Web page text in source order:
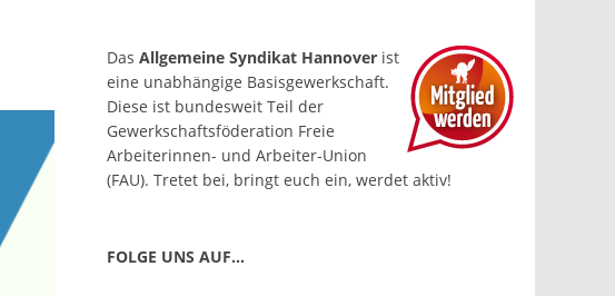
Das Allgemeine Syndikat Hannover ist
eine un­abhängige Basis­gewerkschaft.
Diese ist bundesweit Teil der
Gewerkschafts­föderation Freie
Arbeiterinnen- und Arbeiter-Union
(FAU). Tretet bei, bringt euch ein, werdet aktiv!
FOLGE UNS AUF…